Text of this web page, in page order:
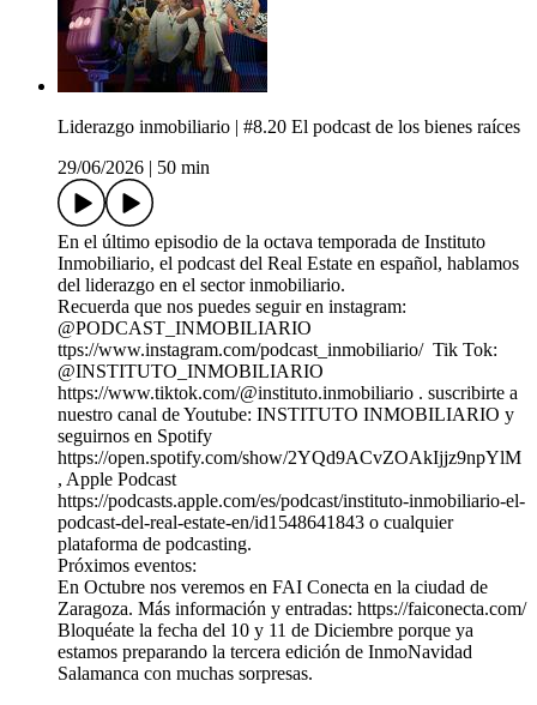
Liderazgo inmobiliario | #8.20 El podcast de los bienes raíces
29/06/2026
50 min
En el último episodio de la octava temporada de Instituto
Inmobiliario, el podcast del Real Estate en español, hablamos
del liderazgo en el sector inmobiliario.
Recuerda que nos puedes seguir en instagram:
⁠@PODCAST_INMOBILIARIO
⁠ttps://www.instagram.com/podcast_inmobiliario/ Tik Tok:
⁠@INSTITUTO_INMOBILIARIO⁠
https://www.tiktok.com/@instituto.inmobiliario . suscribirte a
nuestro canal de Youtube: ⁠INSTITUTO INMOBILIARIO⁠ y
seguirnos en Spotify
https://open.spotify.com/show/2YQd9ACvZOAkIjjz9npYlM
, Apple Podcast
https://podcasts.apple.com/es/podcast/instituto-inmobiliario-el-
podcast-del-real-estate-en/id1548641843 o cualquier
plataforma de podcasting.⁠
Próximos eventos:
En Octubre nos veremos en FAI Conecta en la ciudad de
Zaragoza. Más información y entradas: https://faiconecta.com/
Bloquéate la fecha del 10 y 11 de Diciembre porque ya
estamos preparando la tercera edición de InmoNavidad
Salamanca con muchas sorpresas.